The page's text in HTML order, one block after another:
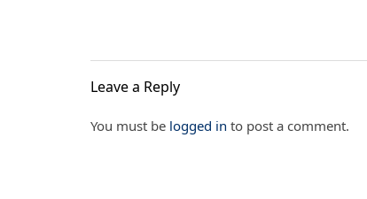
Leave a Reply
You must be logged in to post a comment.